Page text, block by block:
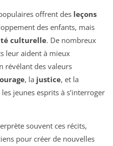
offrent des leçons
des enfants, mais
culturelle. De nombreux
leur aident à mieux
révélant des valeurs
, la justice, et la
jeunes esprits à s’interroger
souvent ces récits,
pour créer de nouvelles